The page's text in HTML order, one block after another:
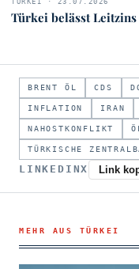
Türkei belässt
BRENT ÖL CDS
INFLATION IRAN
NAHOSTKONFLIKT
TÜRKISCHE
LINKEDINX Link
MEHR AUS TÜRKEI